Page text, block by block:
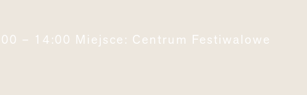
– 14:00 Miejsce: Centrum Festiwalowe